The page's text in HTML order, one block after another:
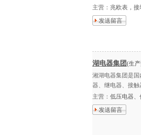
主营： 兆欧表，接
发送留言
湖电器集团(生
湘湖电器集团是
器、继电器、接
主营： 低压电器、
发送留言